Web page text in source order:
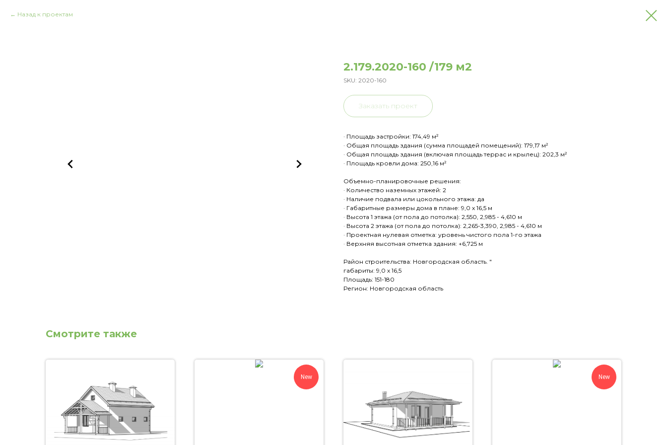
Назад к проектам
2.179.2020-160 /179 м2
SKU: 2020-160
Заказать проект
· Площадь застройки: 174,49 м²
· Общая площадь здания (сумма площадей помещений): 179,17 м²
· Общая площадь здания (включая площадь террас и крылец): 202,3 м²
· Площадь кровли дома: 250,16 м²
Объемно-планировочные решения:
· Количество наземных этажей: 2
· Наличие подвала или цокольного этажа: да
· Габаритные размеры дома в плане: 9,0 х 16,5 м
· Высота 1 этажа (от пола до потолка): 2,550, 2,985 - 4,610 м
· Высота 2 этажа (от пола до потолка): 2,265-3,390, 2,985 - 4,610 м
· Проектная нулевая отметка: уровень чистого пола 1-го этажа
· Верхняя высотная отметка здания: +6,725 м
Район строительства: Новгородская область. "
габариты: 9,0 х 16,5
Площадь: 151-180
Регион: Новгородская область
Смотрите также
New New